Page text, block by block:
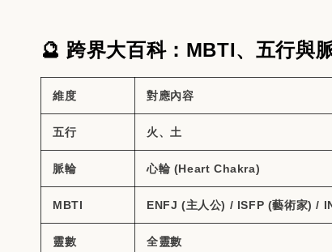
🔮 跨界大百科：MBTI、五行與
維度 對應內容
五行 火、土
脈輪 心輪 (Heart Chakra)
MBTI ENFJ (主人公) / ISFP (藝術家) /
靈數 全靈數​